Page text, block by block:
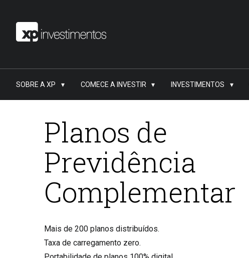
SOBRE A XP COMECE A INVESTIR INVESTIMENTOS
Planos de
Previdência
Complementar
Mais de 200 planos distribuídos.
Taxa de carregamento zero.